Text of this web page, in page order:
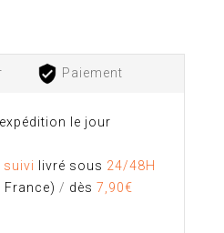
Paiement
, expédition le jour
suivi livré sous 24/48H
France) / dès 7,90€